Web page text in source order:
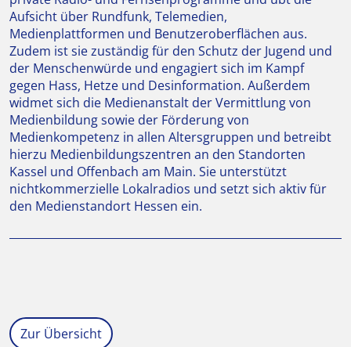
Aufsicht über Rundfunk, Telemedien,
Medienplattformen und Benutzeroberflächen aus.
Zudem ist sie zuständig für den Schutz der Jugend und
der Menschenwürde und engagiert sich im Kampf
gegen Hass, Hetze und Desinformation. Außerdem
widmet sich die Medienanstalt der Vermittlung von
Medienbildung sowie der Förderung von
Medienkompetenz in allen Altersgruppen und betreibt
hierzu Medienbildungszentren an den Standorten
Kassel und Offenbach am Main. Sie unterstützt
nichtkommerzielle Lokalradios und setzt sich aktiv für
den Medienstandort Hessen ein.
Zur Übersicht